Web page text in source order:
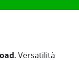
. Versatilità